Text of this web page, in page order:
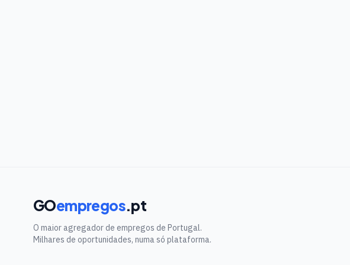
GOempregos.pt
O maior agregador de empregos de Portugal.
Milhares de oportunidades, numa só plataforma.